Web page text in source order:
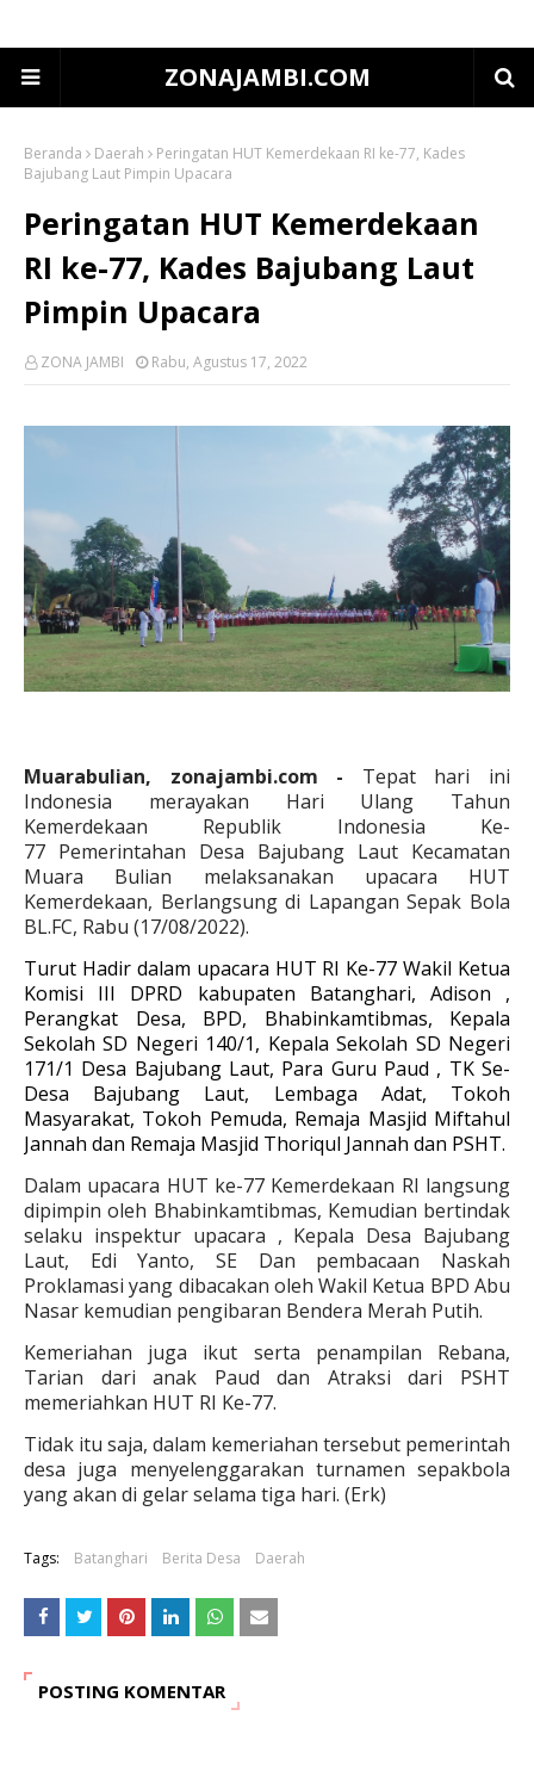
ZONAJAMBI.COM
Beranda Daerah
Peringatan HUT Kemerdekaan RI ke-77, Kades
Bajubang Laut Pimpin Upacara
Peringatan HUT Kemerdekaan
RI ke-77, Kades Bajubang Laut
Pimpin Upacara
ZONA JAMBI Rabu, Agustus 17, 2022
Muarabulian, zonajambi.com - Tepat hari ini
Indonesia merayakan Hari Ulang Tahun
Kemerdekaan Republik Indonesia Ke-
77 Pemerintahan Desa Bajubang Laut Kecamatan
Muara Bulian melaksanakan upacara HUT
Kemerdekaan, Berlangsung di Lapangan Sepak Bola
BL.FC, Rabu (17/08/2022).
Turut Hadir dalam upacara HUT RI Ke-77 Wakil Ketua
Komisi III DPRD kabupaten Batanghari, Adison ,
Perangkat Desa, BPD, Bhabinkamtibmas, Kepala
Sekolah SD Negeri 140/1, Kepala Sekolah SD Negeri
171/1 Desa Bajubang Laut, Para Guru Paud , TK Se-
Desa Bajubang Laut, Lembaga Adat, Tokoh
Masyarakat, Tokoh Pemuda, Remaja Masjid Miftahul
Jannah dan Remaja Masjid Thoriqul Jannah dan PSHT.
Dalam upacara HUT ke-77 Kemerdekaan RI langsung
dipimpin oleh Bhabinkamtibmas, Kemudian bertindak
selaku inspektur upacara , Kepala Desa Bajubang
Laut, Edi Yanto, SE Dan pembacaan Naskah
Proklamasi yang dibacakan oleh Wakil Ketua BPD Abu
Nasar kemudian pengibaran Bendera Merah Putih.
Kemeriahan juga ikut serta penampilan Rebana,
Tarian dari anak Paud dan Atraksi dari PSHT
memeriahkan HUT RI Ke-77.
Tidak itu saja, dalam kemeriahan tersebut pemerintah
desa juga menyelenggarakan turnamen sepakbola
yang akan di gelar selama tiga hari. (Erk)
Tags: Batanghari Berita Desa Daerah
POSTING KOMENTAR